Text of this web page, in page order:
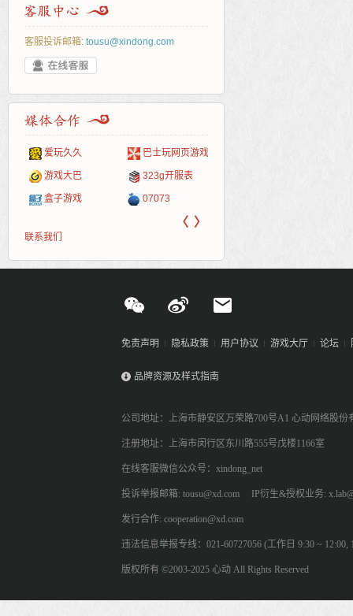
客服投诉邮箱: tousu@xindong.com
爱玩久久 巴士玩网页游戏
游戏大巴 323g开服表
盒子游戏 07073
〈 〉
联系我们
免责声明 隐私政策 用户协议 游戏大厅 论坛
品牌资源及样式指南
公司地址：上海市静安区万荣路700号A1 心动网络股份
注册地址：上海市闵行区东川路555号戊楼1166室
在线客服微信公众号：xindong_net
投诉举报邮箱: tousu@xd.com IP衍生&授权业务:
发行合作: cooperation@xd.com
违法信息举报专线：021-60727056 (工作日 9:30 ~ 12:00,
版权所有 ©2003-2025 心动 All Rights Reserved